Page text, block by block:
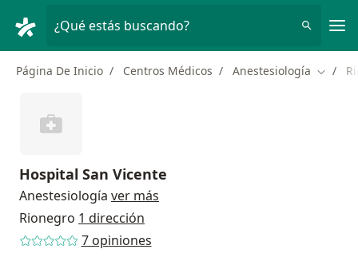
¿Qué estás buscando?
Página De Inicio Centros Médicos Anestesiología
Hospital San Vicente
Anestesiología ver más
Rionegro 1 dirección
7 opiniones